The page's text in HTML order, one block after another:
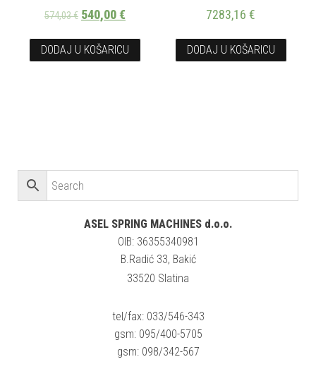
574,03€ 540,00€
DODAJ U KOŠARICU
7283,16€
DODAJ U KOŠARICU
ASEL SPRING MACHINES d.o.o.
OIB: 36355340981
B.Radić 33, Bakić
33520 Slatina
tel/fax: 033/546-343
gsm: 095/400-5705
gsm: 098/342-567